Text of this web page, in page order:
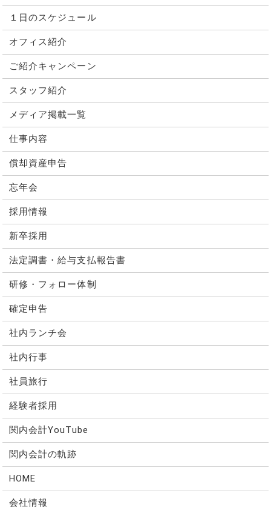
１日のスケジュール
オフィス紹介
ご紹介キャンペーン
スタッフ紹介
メディア掲載一覧
仕事内容
償却資産申告
忘年会
採用情報
新卒採用
法定調書・給与支払報告書
研修・フォロー体制
確定申告
社内ランチ会
社内行事
社員旅行
経験者採用
関内会計YouTube
関内会計の軌跡
HOME
会社情報